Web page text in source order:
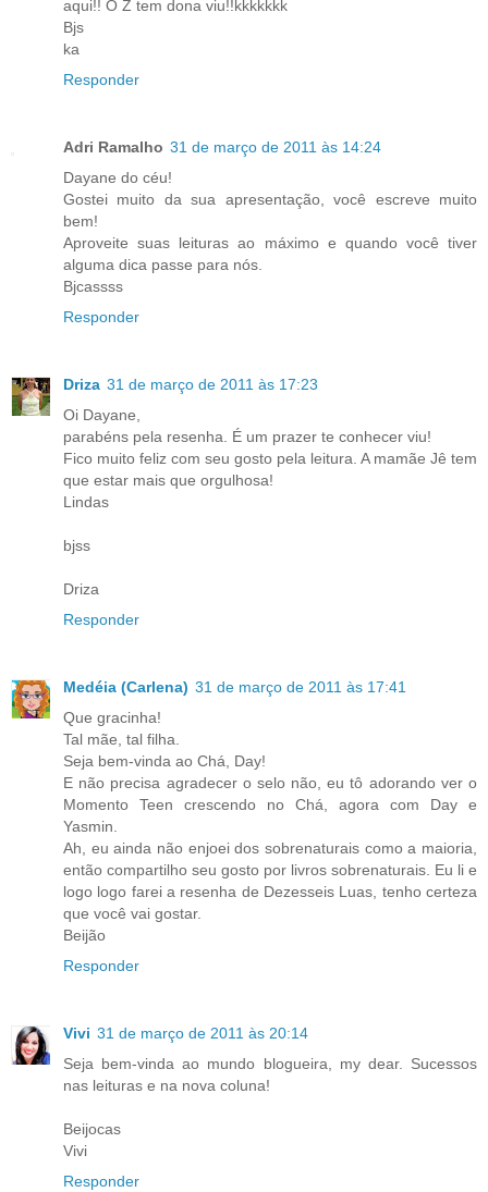
aqui!! O Z tem dona viu!!kkkkkkk
Bjs
ka
Responder
Adri Ramalho 31 de março de 2011 às 14:24
Dayane do céu!
Gostei muito da sua apresentação, você escreve muito
bem!
Aproveite suas leituras ao máximo e quando você tiver
alguma dica passe para nós.
Bjcassss
Responder
Driza 31 de março de 2011 às 17:23
Oi Dayane,
parabéns pela resenha. É um prazer te conhecer viu!
Fico muito feliz com seu gosto pela leitura. A mamãe Jê tem
que estar mais que orgulhosa!
Lindas
bjss
Driza
Responder
Medéia (Carlena) 31 de março de 2011 às 17:41
Que gracinha!
Tal mãe, tal filha.
Seja bem-vinda ao Chá, Day!
E não precisa agradecer o selo não, eu tô adorando ver o
Momento Teen crescendo no Chá, agora com Day e
Yasmin.
Ah, eu ainda não enjoei dos sobrenaturais como a maioria,
então compartilho seu gosto por livros sobrenaturais. Eu li e
logo logo farei a resenha de Dezesseis Luas, tenho certeza
que você vai gostar.
Beijão
Responder
Vivi 31 de março de 2011 às 20:14
Seja bem-vinda ao mundo blogueira, my dear. Sucessos
nas leituras e na nova coluna!
Beijocas
Vivi
Responder